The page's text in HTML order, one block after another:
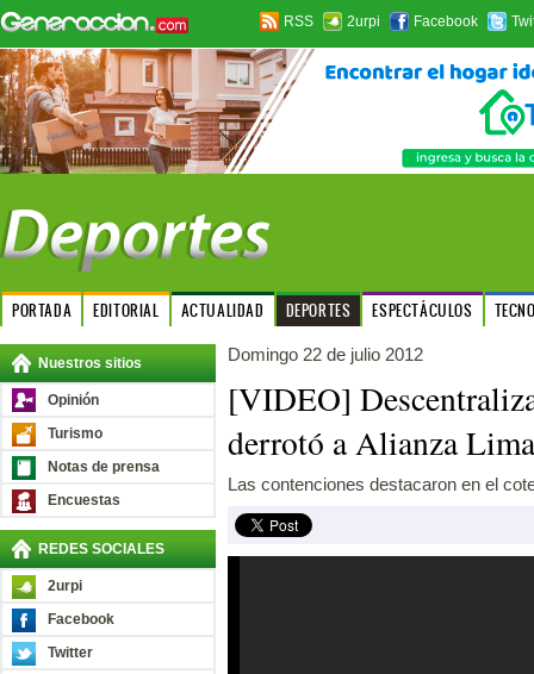
RSS 2urpi Facebook
PORTADA EDITORIAL ACTUALIDAD DEPORTES ESPECTÁCULOS
Nuestros sitios
Opinión
Turismo
Notas de prensa
Encuestas
REDES SOCIALES
2urpi
Facebook
Twitter
Domingo 22 de julio 2012
[VIDEO]
derrotó a Alianza
Las contenciones destacaron en el